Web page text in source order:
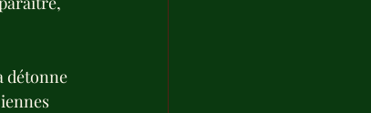
détonne